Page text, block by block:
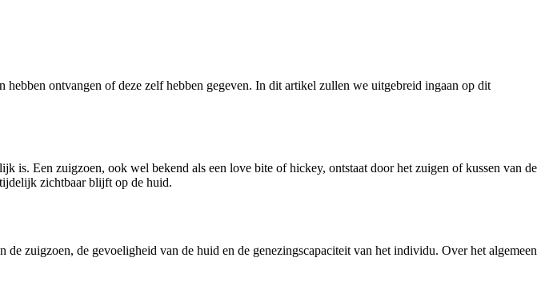
ontvangen of deze zelf hebben gegeven. In dit artikel zullen we uitgebreid ingaan op dit
is. Een zuigzoen, ook wel bekend als een love bite of hickey, ontstaat door het zuigen of kussen van de
zichtbaar blijft op de huid.
zuigzoen, de gevoeligheid van de huid en de genezingscapaciteit van het individu. Over het algemeen